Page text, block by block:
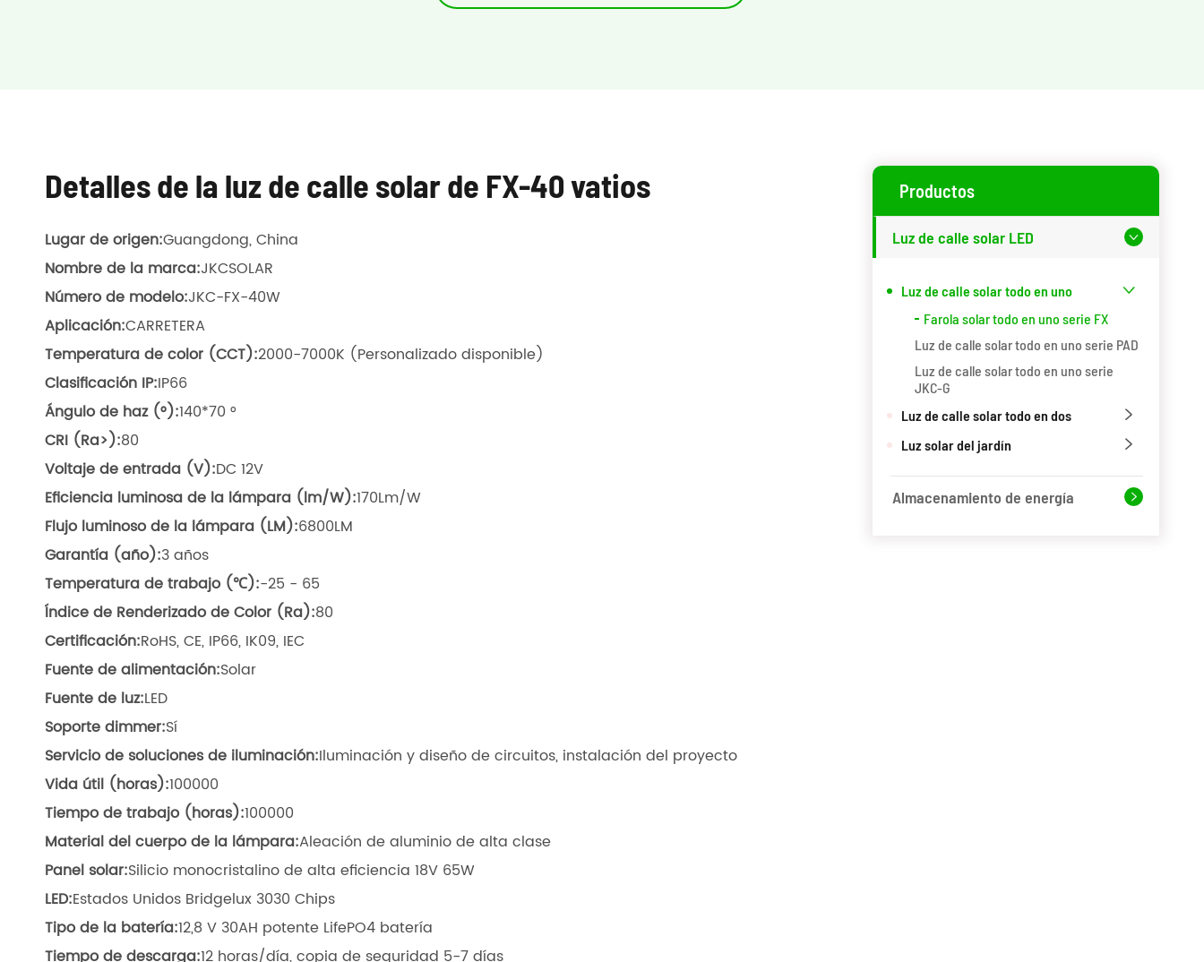
Detalles de la luz de calle solar de FX-40 vatios
Lugar de origen:Guangdong, China
Nombre de la marca:JKCSOLAR
Número de modelo:JKC-FX-40W
Aplicación:CARRETERA
Temperatura de color (CCT):2000-7000K (Personalizado disponible)
Clasificación IP:IP66
Ángulo de haz (°):140*70 °
CRI (Ra>):80
Voltaje de entrada (V):DC 12V
Eficiencia luminosa de la lámpara (lm/W):170Lm/W
Flujo luminoso de la lámpara (LM):6800LM
Garantía (año):3 años
Temperatura de trabajo (℃):-25 - 65
Índice de Renderizado de Color (Ra):80
Certificación:RoHS, CE, IP66, IK09, IEC
Fuente de alimentación:Solar
Fuente de luz:LED
Soporte dimmer:Sí
Servicio de soluciones de iluminación:Iluminación y diseño de circuitos, instalación del proyecto
Vida útil (horas):100000
Tiempo de trabajo (horas):100000
Material del cuerpo de la lámpara:Aleación de aluminio de alta clase
Panel solar:Silicio monocristalino de alta eficiencia 18V 65W
LED:Estados Unidos Bridgelux 3030 Chips
Tipo de la batería:12,8 V 30AH potente LifePO4 batería
Tiempo de descarga:12 horas/día, copia de seguridad 5-7 días
Productos
Luz de calle solar LED 
Luz de calle solar todo en uno 
Farola solar todo en uno serie FX
Luz de calle solar todo en uno serie PAD
Luz de calle solar todo en uno serie
JKC-G
Luz de calle solar todo en dos

Luz solar del jardín 
Almacenamiento de energía 